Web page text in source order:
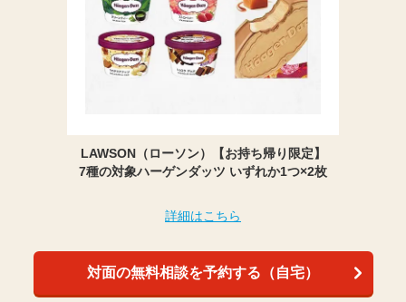
LAWSON（ローソン）【お持ち帰り限定】
7種の対象ハーゲンダッツ いずれか1つ×2枚
詳細はこちら
対面の無料相談を予約する（自宅）